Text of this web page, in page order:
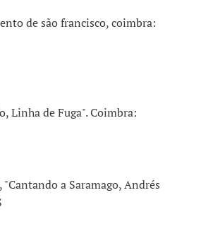
de são francisco, coimbra:
Linha de Fuga". Coimbra:
a Saramago, Andrés